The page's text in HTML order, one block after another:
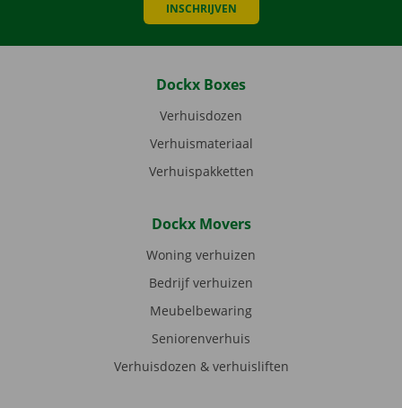
INSCHRIJVEN
Dockx Boxes
Verhuisdozen
Verhuismateriaal
Verhuispakketten
Dockx Movers
Woning verhuizen
Bedrijf verhuizen
Meubelbewaring
Seniorenverhuis
Verhuisdozen & verhuisliften